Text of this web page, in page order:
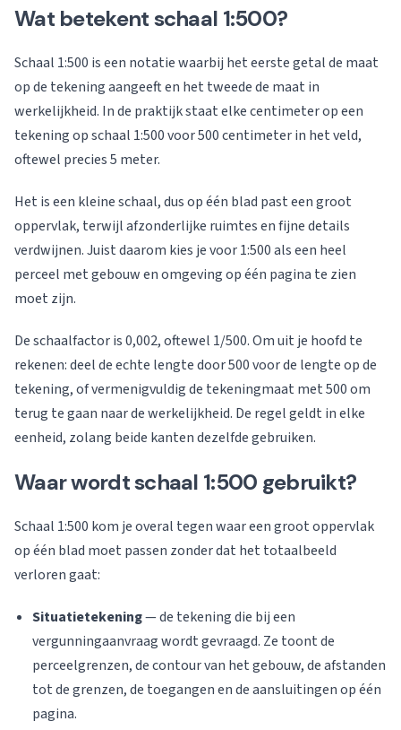
Wat betekent schaal 1:500?
Schaal 1:500 is een notatie waarbij het eerste getal de maat
op de tekening aangeeft en het tweede de maat in
werkelijkheid. In de praktijk staat elke centimeter op een
tekening op schaal 1:500 voor 500 centimeter in het veld,
oftewel precies 5 meter.
Het is een kleine schaal, dus op één blad past een groot
oppervlak, terwijl afzonderlijke ruimtes en fijne details
verdwijnen. Juist daarom kies je voor 1:500 als een heel
perceel met gebouw en omgeving op één pagina te zien
moet zijn.
De schaalfactor is 0,002, oftewel 1/500. Om uit je hoofd te
rekenen: deel de echte lengte door 500 voor de lengte op de
tekening, of vermenigvuldig de tekeningmaat met 500 om
terug te gaan naar de werkelijkheid. De regel geldt in elke
eenheid, zolang beide kanten dezelfde gebruiken.
Waar wordt schaal 1:500 gebruikt?
Schaal 1:500 kom je overal tegen waar een groot oppervlak
op één blad moet passen zonder dat het totaalbeeld
verloren gaat:
Situatietekening— de tekening die bij een
vergunningaanvraag wordt gevraagd. Ze toont de
perceelgrenzen, de contour van het gebouw, de afstanden
tot de grenzen, de toegangen en de aansluitingen op één
pagina.